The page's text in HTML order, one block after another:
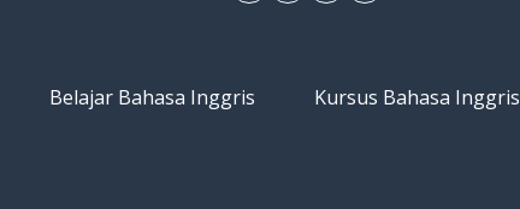
Belajar Bahasa Inggris Kursus Bahasa Inggris